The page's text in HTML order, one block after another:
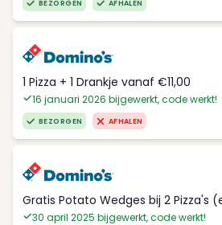
BEZORGEN AFHALEN
1 Pizza + 1 Drankje vanaf €11,00
16 januari 2026 bijgewerkt, code werkt!
BEZORGEN AFHALEN
Gratis Potato Wedges bij 2 Pizza's
30 april 2025 bijgewerkt, code werkt!